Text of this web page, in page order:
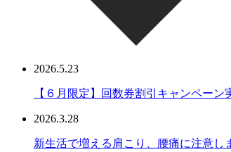
2026.5.23
【６月限定】回数券割引キャンペーン
2026.3.28
新生活で増える肩こり、腰痛に注意し